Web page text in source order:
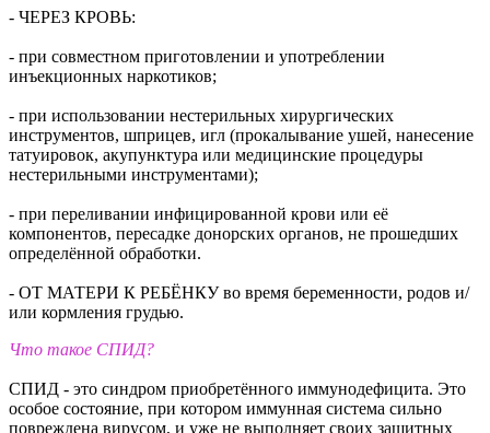
- ЧЕРЕЗ КРОВЬ:
- при совместном приготовлении и употреблении
инъекционных наркотиков;
- при использовании нестерильных хирургических
инструментов, шприцев, игл (прокалывание ушей, нанесение
татуировок, акупунктура или медицинские процедуры
нестерильными инструментами);
- при переливании инфицированной крови или её
компонентов, пересадке донорских органов, не прошедших
определённой обработки.
- ОТ МАТЕРИ К РЕБЁНКУ во время беременности, родов и/
или кормления грудью.
Что такое СПИД?
СПИД - это синдром приобретённого иммунодефицита. Это
особое состояние, при котором иммунная система сильно
повреждена вирусом, и уже не выполняет своих защитных